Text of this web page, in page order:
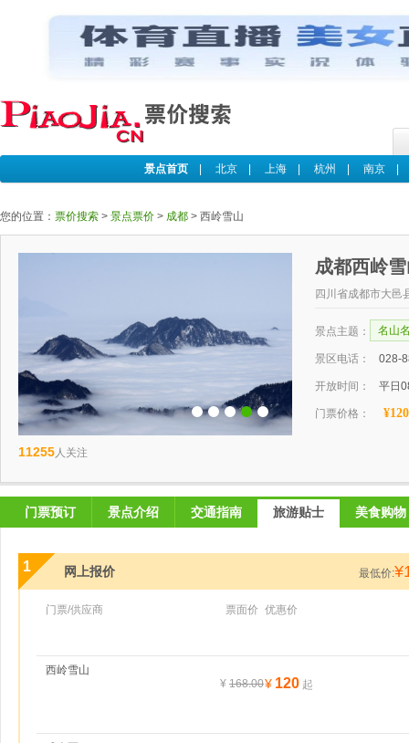
景点首页 北京 上海 杭州 南京
您的位置： 票价搜索 > 景点票价 > 成都 > 西岭雪山
11255人关注
成都西岭
四川省成都市大邑
景点主题： 名山
景区电话： 028-
开放时间： 平日
门票价格： ¥120
门票预订 景点介绍 交通指南 旅游贴士 美食购物
1 网上报价 最低价:
门票/供应商 票面价 优惠价
西岭雪山
¥ 168.00¥ 120 起